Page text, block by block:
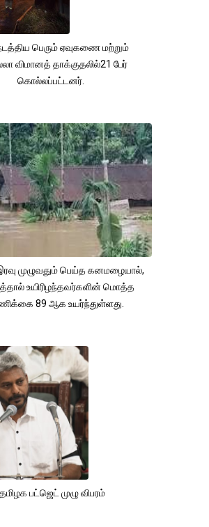
பெரும் ஏவுகணை மற்றும்
விமானத் தாக்குதலில்21 பேர்
கொல்லப்பட்டனர்.
முழுவதும் பெய்த கனமழையால்,
உயிரிழந்தவர்களின் மொத்த
89 ஆக உயர்ந்துள்ளது.
தமிழக பட்ஜெட் முழு விபரம்